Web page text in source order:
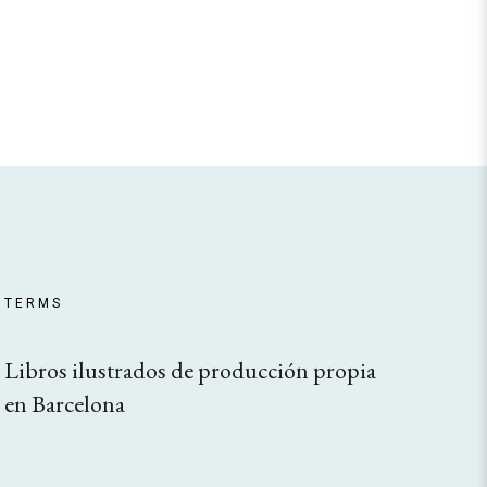
TERMS
Libros ilustrados de producción propia
en Barcelona